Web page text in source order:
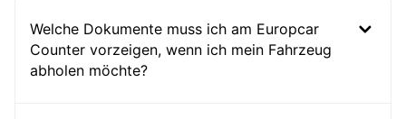
Welche Dokumente muss ich am Europcar
Counter vorzeigen, wenn ich mein Fahrzeug
abholen möchte?